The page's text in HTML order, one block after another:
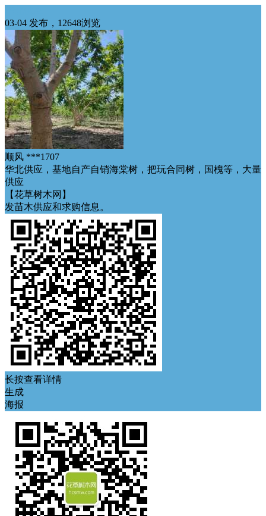
03-04 发布，12648浏览
顺风 ***1707
华北供应，基地自产自销海棠树，把玩合同树，国槐等，大量
供应
【花草树木网】
发苗木供应和求购信息。
长按查看详情
生成
海报